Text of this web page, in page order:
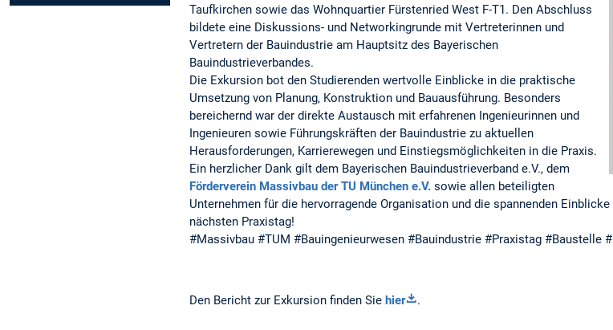
Taufkirchen sowie das Wohnquartier Fürstenried West F-T1. Den Abschluss
bildete eine Diskussions- und Networkingrunde mit Vertreterinnen und
Vertretern der Bauindustrie am Hauptsitz des Bayerischen
Bauindustrieverbandes.
Die Exkursion bot den Studierenden wertvolle Einblicke in die praktische
Umsetzung von Planung, Konstruktion und Bauausführung. Besonders
bereichernd war der direkte Austausch mit erfahrenen Ingenieurinnen und
Ingenieuren sowie Führungskräften der Bauindustrie zu aktuellen
Herausforderungen, Karrierewegen und Einstiegsmöglichkeiten in die Praxis.
Ein herzlicher Dank gilt dem Bayerischen Bauindustrieverband e.V., dem
Förderverein Massivbau der TU München e.V. sowie allen beteiligten
Unternehmen für die hervorragende Organisation und die spannenden
nächsten Praxistag!
#Massivbau #TUM #Bauingenieurwesen #Bauindustrie #Praxistag #Baustelle
Den Bericht zur Exkursion finden Sie hier .